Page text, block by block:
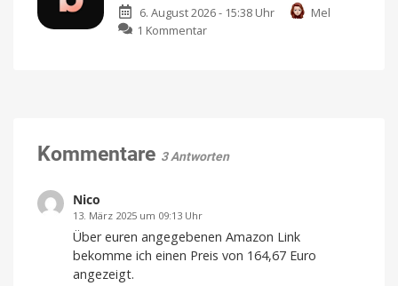
neuen
Portfolio:
mehr
Kompatibel
6. August 2026 - 15:38 Uhr
Mel
1 Kommentar
ist
Kommentare 3 Antworten
Nico
13. März 2025 um 09:13 Uhr
Über euren angegebenen Amazon Link
bekomme ich einen Preis von 164,67 Euro
angezeigt.